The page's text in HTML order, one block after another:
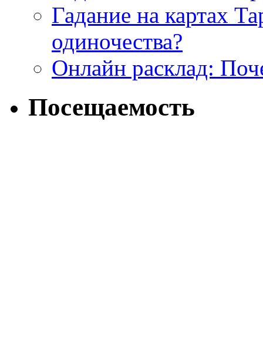
Гадание на картах
одиночества?
Онлайн расклад:
Посещаемость